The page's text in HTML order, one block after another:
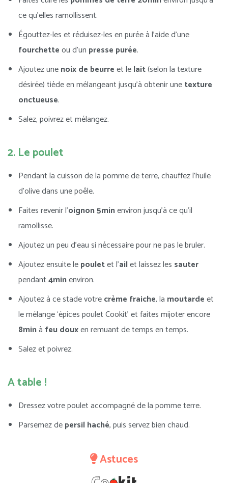
ce qu’elles ramollissent.
Égouttez-les et réduisez-les en purée à l’aide d’une
fourchetteou d’un presse purée.
Ajoutez unenoix de beurreet lelait(selon la texture
désirée) tiède en mélangeant jusqu’à obtenir unetexture
onctueuse.
Salez, poivrez et mélangez.
2. Le poulet
Pendant la cuisson de la pomme de terre, chauffez l’huile
d’olive dans une poêle.
Faites revenir l’oignon5minenviron jusqu’à ce qu’il
ramollisse.
Ajoutez un peu d’eau si nécessaire pour ne pas le bruler.
Ajoutez ensuite lepouletet l’ailet laissez les sauter
pendant4minenviron.
Ajoutez à ce stade votrecrème fraiche, la moutardeet
le mélange ‘épices poulet Cookit’ et faites mijoter encore
8minà feu douxen remuant de temps en temps.
Salez et poivrez.
A table !
Dressez votre poulet accompagné de la pomme terre.
Parsemez depersil haché, puis servez bien chaud.
Astuces